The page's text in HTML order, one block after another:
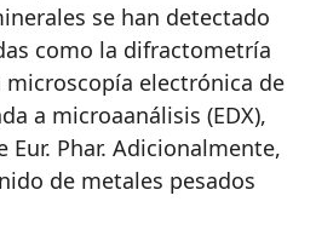
se han detectado
como la difractometría
microscopía electrónica de
a microaanálisis (EDX),
Phar. Adicionalmente,
de metales pesados